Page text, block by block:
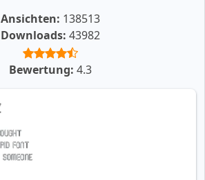
Ansichten: 138513
Downloads: 43982
Bewertung: 4.3